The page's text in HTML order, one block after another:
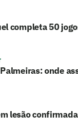
completa 50
onde
lesão